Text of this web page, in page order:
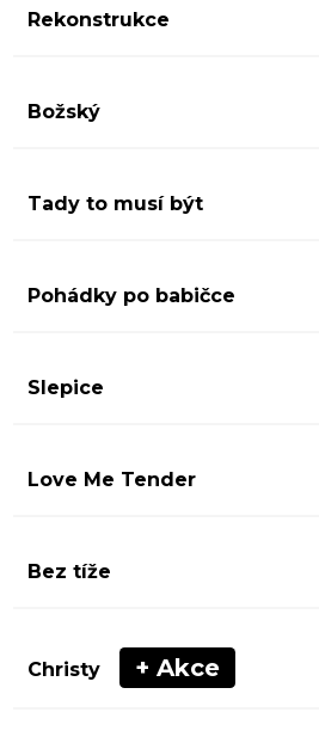
Rekonstrukce
Božský
Tady to musí být
Pohádky po babičce
Slepice
Love Me Tender
Bez tíže
Christy + Akce